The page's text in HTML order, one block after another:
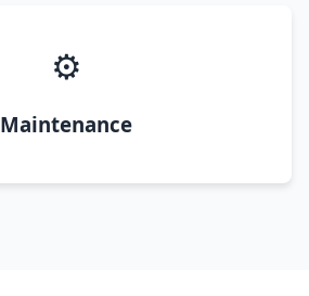
⚙️
Maintenance